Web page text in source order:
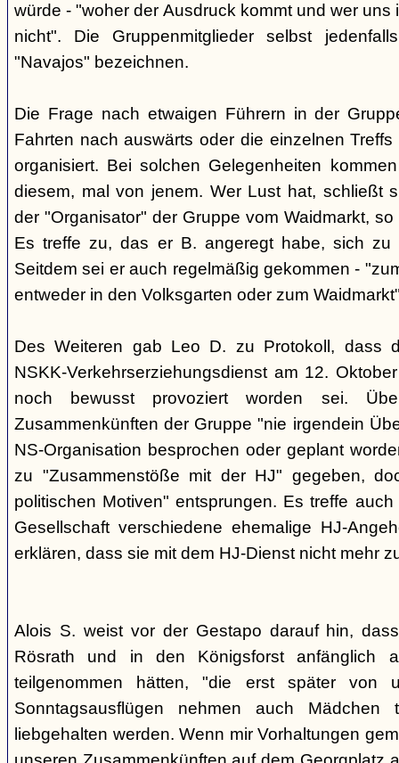
würde - "woher der Ausdruck kommt und wer
nicht". Die Gruppenmitglieder selbst
"Navajos" bezeichnen.
Die Frage nach etwaigen Führern in der
Fahrten nach auswärts oder die einzelnen
organisiert. Bei solchen Gelegenheiten
diesem, mal von jenem. Wer Lust hat, schließt
der "Organisator" der Gruppe vom Waidmarkt,
Es treffe zu, das er B. angeregt habe, sich zu
Seitdem sei er auch regelmäßig gekommen -
entweder in den Volksgarten oder zum
Des Weiteren gab Leo D. zu Protokoll, dass
NSKK-Verkehrserziehungsdienst am 12.
noch bewusst provoziert worden sei.
Zusammenkünften der Gruppe "nie irgendein
NS-Organisation besprochen oder geplant
zu "Zusammenstöße mit der HJ" gegeben,
politischen Motiven" entsprungen. Es treffe
Gesellschaft verschiedene ehemalige HJ-
erklären, dass sie mit dem HJ-Dienst nicht mehr
Alois S. weist vor der Gestapo darauf hin,
Rösrath und in den Königsforst anfänglich
teilgenommen hätten, "die erst später von
Sonntagsausflügen nehmen auch
liebgehalten werden. Wenn mir Vorhaltungen